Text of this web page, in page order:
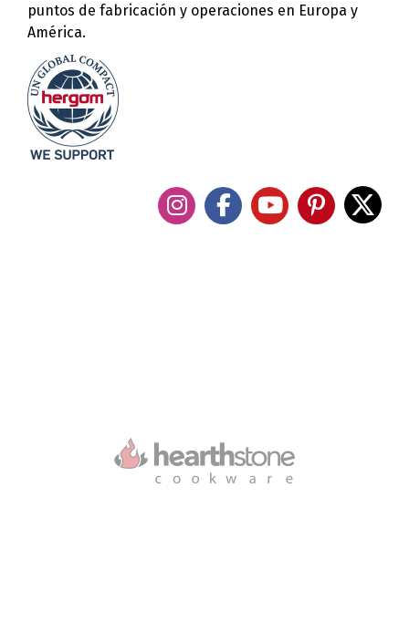
puntos de fabricación y operaciones en Europa y
América.